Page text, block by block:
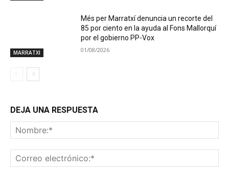
MARRATXI
Més per Marratxí denuncia un recorte del
85 por ciento en la ayuda al Fons Mallorquí
por el gobierno PP-Vox
01/08/2026
DEJA UNA RESPUESTA